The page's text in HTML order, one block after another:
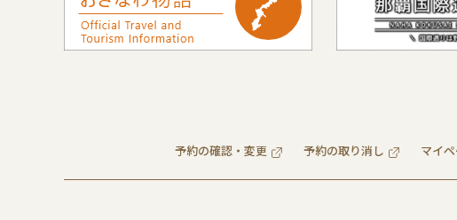
予約の確認・変更 予約の取り消し マイ